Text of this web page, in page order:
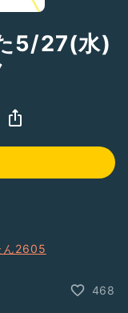
5/27(水)
ん2605
468